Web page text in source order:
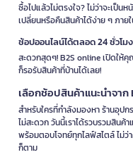
ซื้อไปแล้วไม่ตรงใจ? ไม่ว่าจะเป็
เปลี่ยนหรือคืนสินค้าได้ง่าย ๆ ภาย
ช้อปออนไลน์ได้ตลอด 24 ชั่วโม
สะดวกสุดๆ! B2S online เปิดให้
ก็รอรับสินค้าที่บ้านได้เลย!
เลือกช้อปสินค้าแนะนำจาก
สำหรับใครที่กำลังมองหา ร้านอุป
ไม่สะดวก วันนี้เราได้รวบรวมสินค้
พร้อมตอบโจทย์ทุกไลฟ์สไตล์ ไม่
ก็ตาม